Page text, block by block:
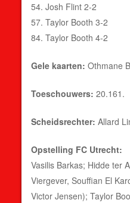
54. Josh Flint 2-2
57. Taylor Booth 3-2
84. Taylor Booth 4-2
Gele kaarten: Othmane
Toeschouwers: 20.161.
Scheidsrechter: Allard
Opstelling FC Utrecht:
Vasilis Barkas; Hidde ter
Viergever, Souffian El
Victor Jensen); Taylor